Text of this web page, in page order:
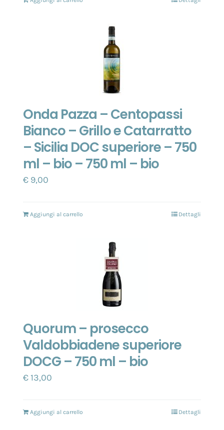
Onda Pazza – Centopassi
Bianco – Grillo e Catarratto
– Sicilia DOC superiore – 750
ml – bio – 750 ml – bio
€ 9,00
Aggiungi al carrello Dettagli
Quorum – prosecco
Valdobbiadene superiore
DOCG – 750 ml – bio
€ 13,00
Aggiungi al carrello Dettagli